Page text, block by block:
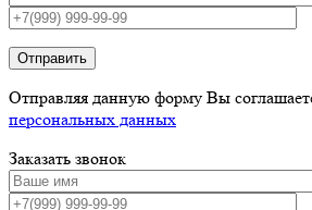
Отправить
Отправляя данную форму Вы
персональных данных
Заказать звонок